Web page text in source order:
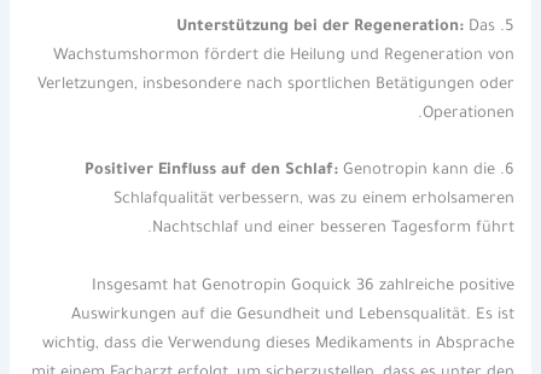
5.
Unterstützung bei der Regeneration:Das
Wachstumshormon fördert die Heilung und Regeneration von
Verletzungen, insbesondere nach sportlichen Betätigungen oder
Operationen.
6.
Positiver Einfluss auf den Schlaf:Genotropin kann die
Schlafqualität verbessern, was zu einem erholsameren
Nachtschlaf und einer besseren Tagesform führt.
Insgesamt hat Genotropin Goquick 36 zahlreiche positive
Auswirkungen auf die Gesundheit und Lebensqualität. Es ist
wichtig, dass die Verwendung dieses Medikaments in Absprache